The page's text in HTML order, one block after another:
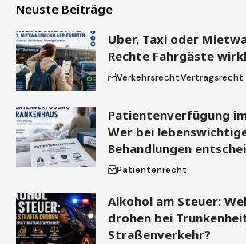
Neuste Beiträge
Uber, Taxi oder
Rechte Fahrgäste
VerkehrsrechtVertragsrecht
Patientenverfügung
Wer bei
Behandlungen
Patientenrecht
Alkohol am Steuer:
drohen bei
Straßenverkehr?